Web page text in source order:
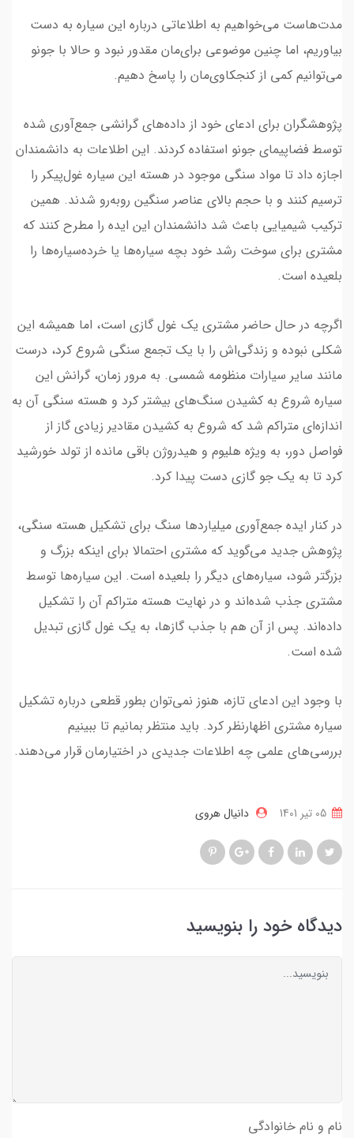
مدت‌هاست می‌خواهیم به اطلاعاتی درباره این سیاره به دست
بیاوریم، اما چنین موضوعی برای‌مان مقدور نبود و حالا با جونو
می‌توانیم کمی از کنجکاوی‌مان را پاسخ دهیم.
پژوهشگران برای ادعای خود از داده‌های گرانشی جمع‌آوری شده
توسط فضاپیمای جونو استفاده کردند. این اطلاعات به دانشمندان
اجازه داد تا مواد سنگی موجود در هسته این سیاره غول‌پیکر را
ترسیم کنند و با حجم بالای عناصر سنگین روبه‌رو شدند. همین
ترکیب شیمیایی باعث شد دانشمندان این ایده را مطرح کنند که
مشتری برای سوخت رشد خود بچه سیاره‌ها یا خرد‌ه‌سیاره‌ها را
بلعیده است.
اگرچه در حال حاضر مشتری یک غول گازی است، اما همیشه این
شکلی نبوده و زندگی‌اش را با یک تجمع سنگی شروع کرد، درست
مانند سایر سیارات منظومه شمسی. به مرور زمان، گرانش این
سیاره شروع به کشیدن سنگ‌های بیشتر کرد و هسته سنگی آن به
اندازه‌ای متراکم شد که شروع به کشیدن مقادیر زیادی گاز از
فواصل دور، به ویژه هلیوم و هیدروژن باقی مانده از تولد خورشید
کرد تا به یک جو گازی دست پیدا کرد.
در کنار ایده جمع‌آوری میلیاردها سنگ برای تشکیل هسته سنگی،
پژوهش جدید می‌گوید که مشتری احتمالا برای اینکه بزرگ و
بزرگتر شود، سیاره‌های دیگر را بلعیده است. این سیاره‌ها توسط
مشتری جذب شده‌اند و در نهایت هسته متراکم آن را تشکیل
داده‌اند. پس از آن هم با جذب گازها، به یک غول گازی تبدیل
شده است.
با وجود این ادعای تازه، هنوز نمی‌توان بطور قطعی درباره تشکیل
سیاره مشتری اظهارنظر کرد. باید منتظر بمانیم تا ببینیم
بررسی‌های علمی چه اطلاعات جدیدی در اختیارمان قرار می‌دهند.
دانیال هروی
دیدگاه خود را بنویسید
نام و نام خانوادگی